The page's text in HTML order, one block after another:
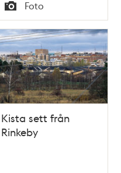
Typ
Foto
Kista sett från
Rinkeby